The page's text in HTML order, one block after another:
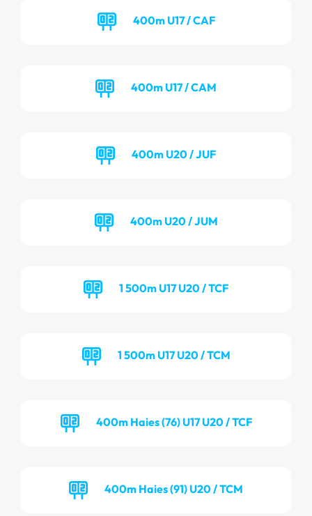
400m U17 / CAF
400m U17 / CAM
400m U20 / JUF
400m U20 / JUM
1 500m U17 U20 / TCF
1 500m U17 U20 / TCM
400m Haies (76) U17 U20 / TCF
400m Haies (91) U20 / TCM